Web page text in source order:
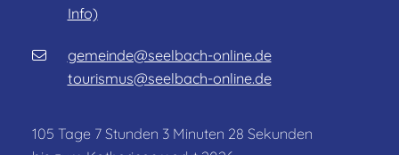
Info)
gemeinde@seelbach-online.de
tourismus@seelbach-online.de
105 Tage 7 Stunden 3 Minuten 25 Sekunden